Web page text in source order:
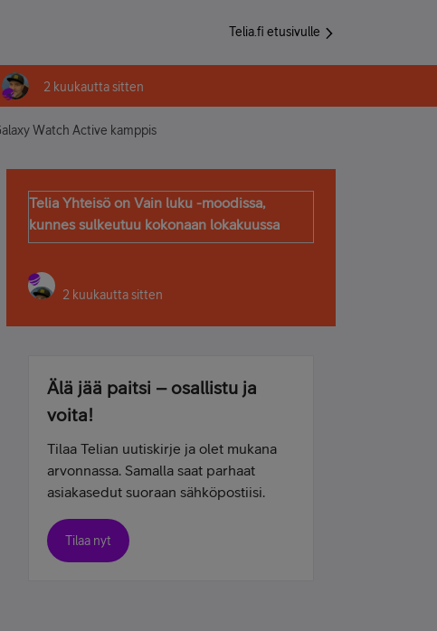
Telia.fi etusivulle
2 kuukautta sitten
Watch Active kamppis
Telia Yhteisö on Vain luku -moodissa,
kunnes sulkeutuu kokonaan lokakuussa
2 kuukautta sitten
Älä jää paitsi – osallistu ja
voita!
Tilaa Telian uutiskirje ja olet mukana
arvonnassa. Samalla saat parhaat
asiakasedut suoraan sähköpostiisi.
Tilaa nyt